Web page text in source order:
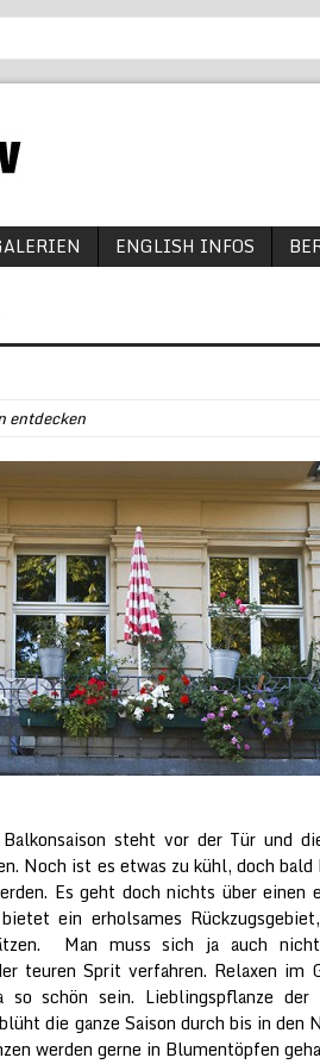
ENGLISH INFOS
entdecken
steht vor der Tür und
Noch ist es etwas zu kühl, doch bald
Es geht doch nichts über einen
ein erholsames
Man muss sich ja auch
teuren Sprit verfahren. Relaxen im
so schön sein. Lieblingspflanze
die ganze Saison durch bis in den
werden gerne in Blumentöpfen